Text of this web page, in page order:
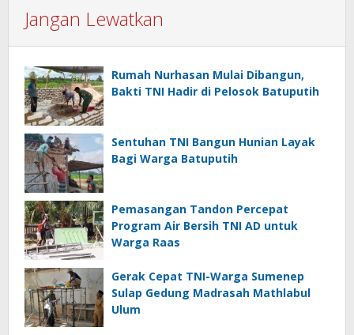
Jangan Lewatkan
Rumah Nurhasan Mulai Dibangun,
Bakti TNI Hadir di Pelosok Batuputih
Sentuhan TNI Bangun Hunian Layak
Bagi Warga Batuputih
Pemasangan Tandon Percepat
Program Air Bersih TNI AD untuk
Warga Raas
Gerak Cepat TNI-Warga Sumenep
Sulap Gedung Madrasah Mathlabul
Ulum